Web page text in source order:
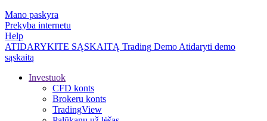
Mano paskyra
Prekyba internetu
Help
ATIDARYKITE SĄSKAITĄ Trading Demo Atidaryti demo
sąskaitą
Investuok
CFD konts
Brokeru konts
TradingView